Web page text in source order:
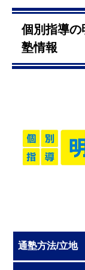
個別指導の
塾情報
通塾方法/立地